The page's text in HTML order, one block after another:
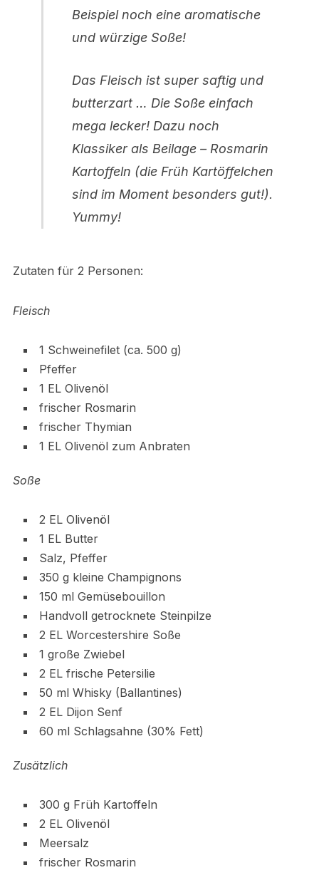
Beispiel noch eine aromatische
und würzige Soße!
Das Fleisch ist super saftig und
butterzart … Die Soße einfach
mega lecker! Dazu noch
Klassiker als Beilage – Rosmarin
Kartoffeln (die Früh Kartöffelchen
sind im Moment besonders gut!).
Yummy!
Zutaten für 2 Personen:
Fleisch
1 Schweinefilet (ca. 500 g)
Pfeffer
1 EL Olivenöl
frischer Rosmarin
frischer Thymian
1 EL Olivenöl zum Anbraten
Soße
2 EL Olivenöl
1 EL Butter
Salz, Pfeffer
350 g kleine Champignons
150 ml Gemüsebouillon
Handvoll getrocknete Steinpilze
2 EL Worcestershire Soße
1 große Zwiebel
2 EL frische Petersilie
50 ml Whisky (Ballantines)
2 EL Dijon Senf
60 ml Schlagsahne (30% Fett)
Zusätzlich
300 g Früh Kartoffeln
2 EL Olivenöl
Meersalz
frischer Rosmarin